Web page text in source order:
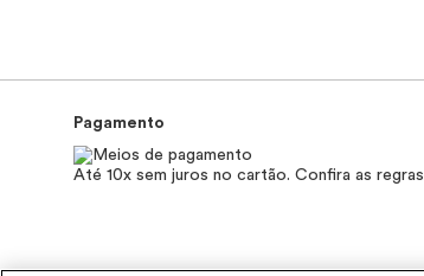
Pagamento
Até 10x sem juros no cartão. Confira as regras